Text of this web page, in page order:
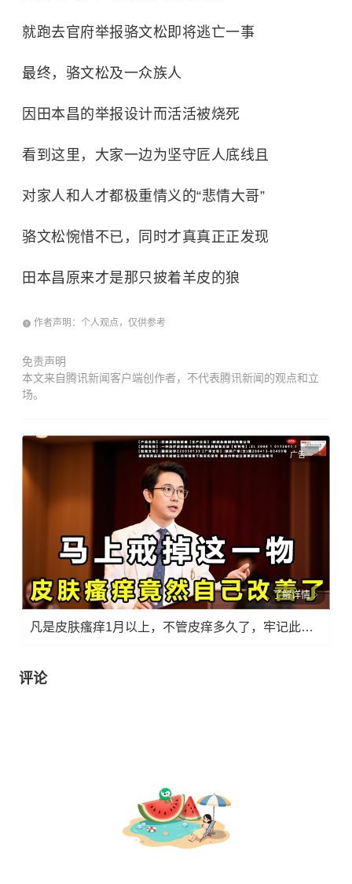
就跑去官府举报骆文松即将逃亡一事
最终，骆文松及一众族人
因田本昌的举报设计而活活被烧死
看到这里，大家一边为坚守匠人底线且
对家人和人才都极重情义的“悲情大哥”
骆文松惋惜不已，同时才真真正正发现
田本昌原来才是那只披着羊皮的狼
作者声明：个人观点，仅供参考
免责声明
本文来自腾讯新闻客户端创作者，不代表腾讯新闻的观点和立
场。
广告
了解详情
凡是皮肤瘙痒1月以上，不管皮痒多久了，牢记此法，快！准！狠！
评论